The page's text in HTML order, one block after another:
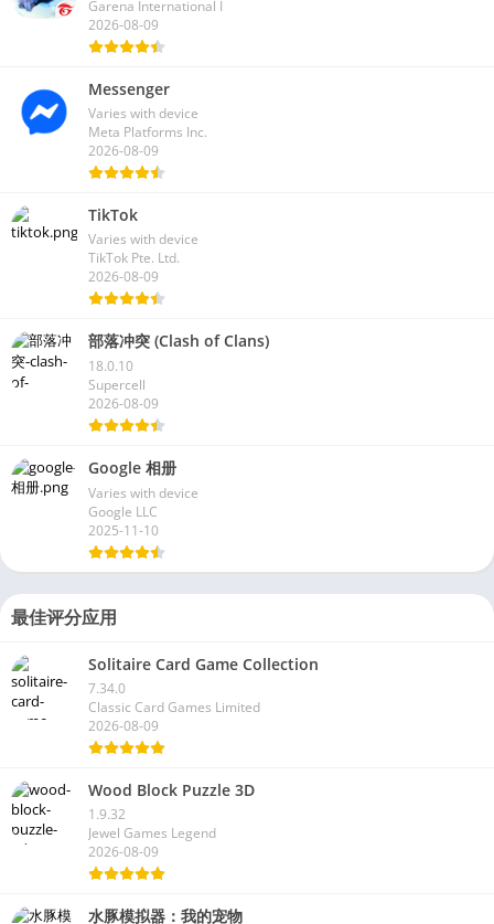
Garena International I
2026-08-09
Messenger
Varies with device
Meta Platforms Inc.
2026-08-09
TikTok
Varies with device
TikTok Pte. Ltd.
2026-08-09
部落冲突 (Clash of Clans)
18.0.10
Supercell
2026-08-09
Google 相册
Varies with device
Google LLC
2025-11-10
最佳评分应用
Solitaire Card Game Collection
7.34.0
Classic Card Games Limited
2026-08-09
Wood Block Puzzle 3D
1.9.32
Jewel Games Legend
2026-08-09
水豚模拟器：我的宠物